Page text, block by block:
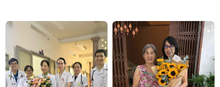
đối với mối quan hệ và mong muốn tình yêu sẽ tiếp tục
bền vững.
Sinh nhật người yêu: Tặng bó hoa 3 bông vào dịp sinh
nhật là một cách nhẹ nhàng và tình cảm để thể hiện tình
yêu và sự quan tâm đối với người mình yêu thương.
Kỷ niệm ngày cưới: Trong các dịp kỷ niệm ngày cưới,